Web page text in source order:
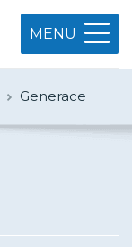
MENU
Generace